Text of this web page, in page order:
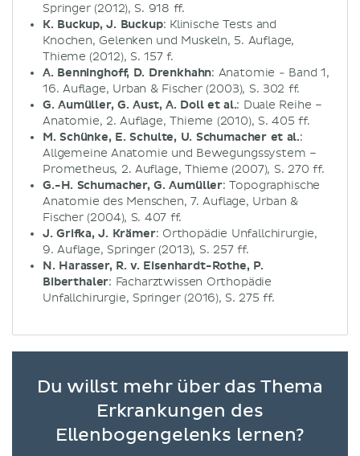
Springer (2012), S. 918 ff.
K. Buckup, J. Buckup: Klinische Tests and
Knochen, Gelenken und Muskeln, 5. Auflage,
Thieme (2012), S. 157 f.
A. Benninghoff, D. Drenkhahn: Anatomie - Band 1,
16. Auflage, Urban & Fischer (2003), S. 302 ff.
G. Aumüller, G. Aust, A. Doll et al.: Duale Reihe –
Anatomie, 2. Auflage, Thieme (2010), S. 405 ff.
M. Schünke, E. Schulte, U. Schumacher et al.:
Allgemeine Anatomie und Bewegungssystem –
Prometheus, 2. Auflage, Thieme (2007), S. 270 ff.
G.-H. Schumacher, G. Aumüller: Topographische
Anatomie des Menschen, 7. Auflage, Urban &
Fischer (2004), S. 407 ff.
J. Grifka, J. Krämer: Orthopädie Unfallchirurgie,
9. Auflage, Springer (2013), S. 257 ff.
N. Harasser, R. v. Eisenhardt-Rothe, P.
Biberthaler: Facharztwissen Orthopädie
Unfallchirurgie, Springer (2016), S. 275 ff.
Du willst mehr über das Thema
Erkrankungen des
Ellenbogengelenks lernen?